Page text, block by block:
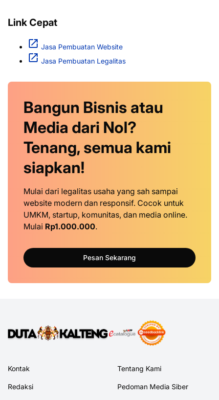
Link Cepat
Jasa Pembuatan Website
Jasa Pembuatan Legalitas
Bangun Bisnis atau
Media dari Nol?
Tenang, semua kami
siapkan!
Mulai dari legalitas usaha yang sah sampai
website modern dan responsif. Cocok untuk
UMKM, startup, komunitas, dan media online.
Mulai Rp1.000.000.
Pesan Sekarang
Kontak Tentang Kami
Redaksi Pedoman Media Siber